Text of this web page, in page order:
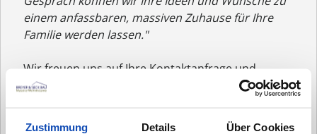
Zustimmung Details Über Cookies
einem anfassbaren, massiven Zuhause für Ihre
Familie werden lassen."
Wir freuen uns auf Ihre Kontaktanfrage und
darauf, Sie persönlich kennenzulernen.